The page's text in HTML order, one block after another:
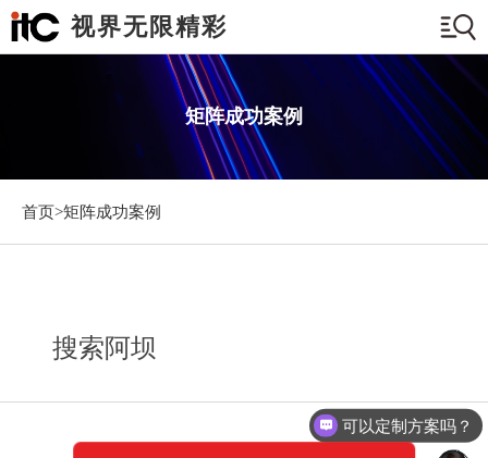
视界无限精彩
矩阵成功案例
首页>矩阵成功案例
搜索阿坝
可以定制方案吗？